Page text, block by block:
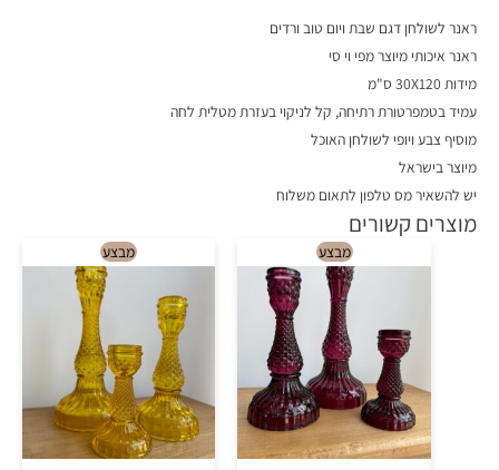
ראנר לשולחן דגם שבת ויום טוב ורדים
ראנר איכותי מיוצר מפי וי סי
מידות 30X120 ס"מ
עמיד בטמפרטורת רתיחה, קל לניקוי בעזרת מטלית לחה
מוסיף צבע ויופי לשולחן האוכל
מיוצר בישראל
יש להשאיר מס טלפון לתאום משלוח
מוצרים קשורים
מבצע
המחיר
המקורי
היה:
₪ 199.00.
הנוכחי
הוא:
₪ 159.00.
מבצע
המחיר
המקורי
הנוכחי
הוא:
₪ 159.00.